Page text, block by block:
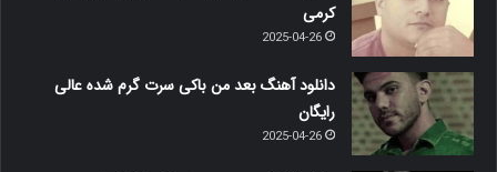
کرمی
2025-04-26
دانلود آهنگ بعد من باکی سرت گرم شده عالی
رایگان
2025-04-26